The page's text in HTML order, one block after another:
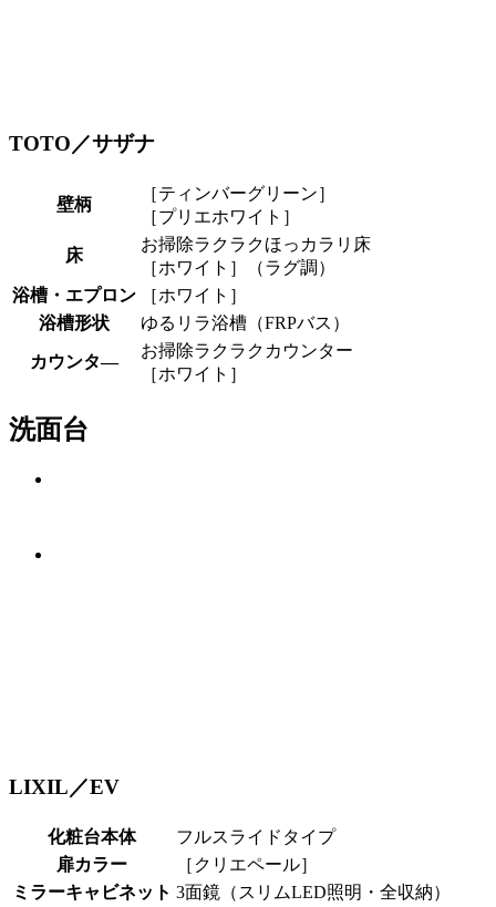
TOTO／サザナ
壁柄
［ティンバーグリーン］
［プリエホワイト］
床
お掃除ラクラクほっカラリ床
［ホワイト］（ラグ調）
浴槽・エプロン
［ホワイト］
浴槽形状
ゆるリラ浴槽（FRPバス）
カウンタ―
お掃除ラクラクカウンター
［ホワイト］
洗面台
LIXIL／EV
化粧台本体
フルスライドタイプ
扉カラー
［クリエペール］
ミラーキャビネット 3面鏡（スリムLED照明・全収納）